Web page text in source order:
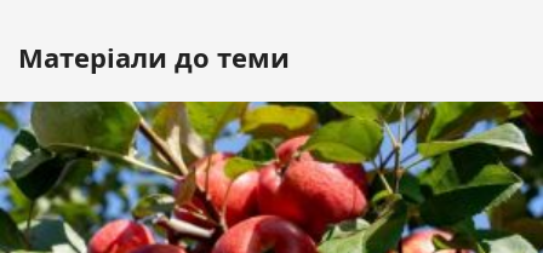
Матеріали до теми